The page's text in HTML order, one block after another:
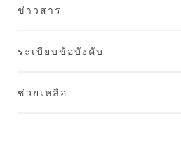
ข่าวสาร
ระเบียบข้อบังคับ
ช่วยเหลือ